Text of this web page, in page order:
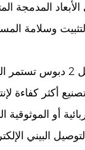
المدمجة
وسلامة
تستمر
أكثر كفاءة
أو
البيني